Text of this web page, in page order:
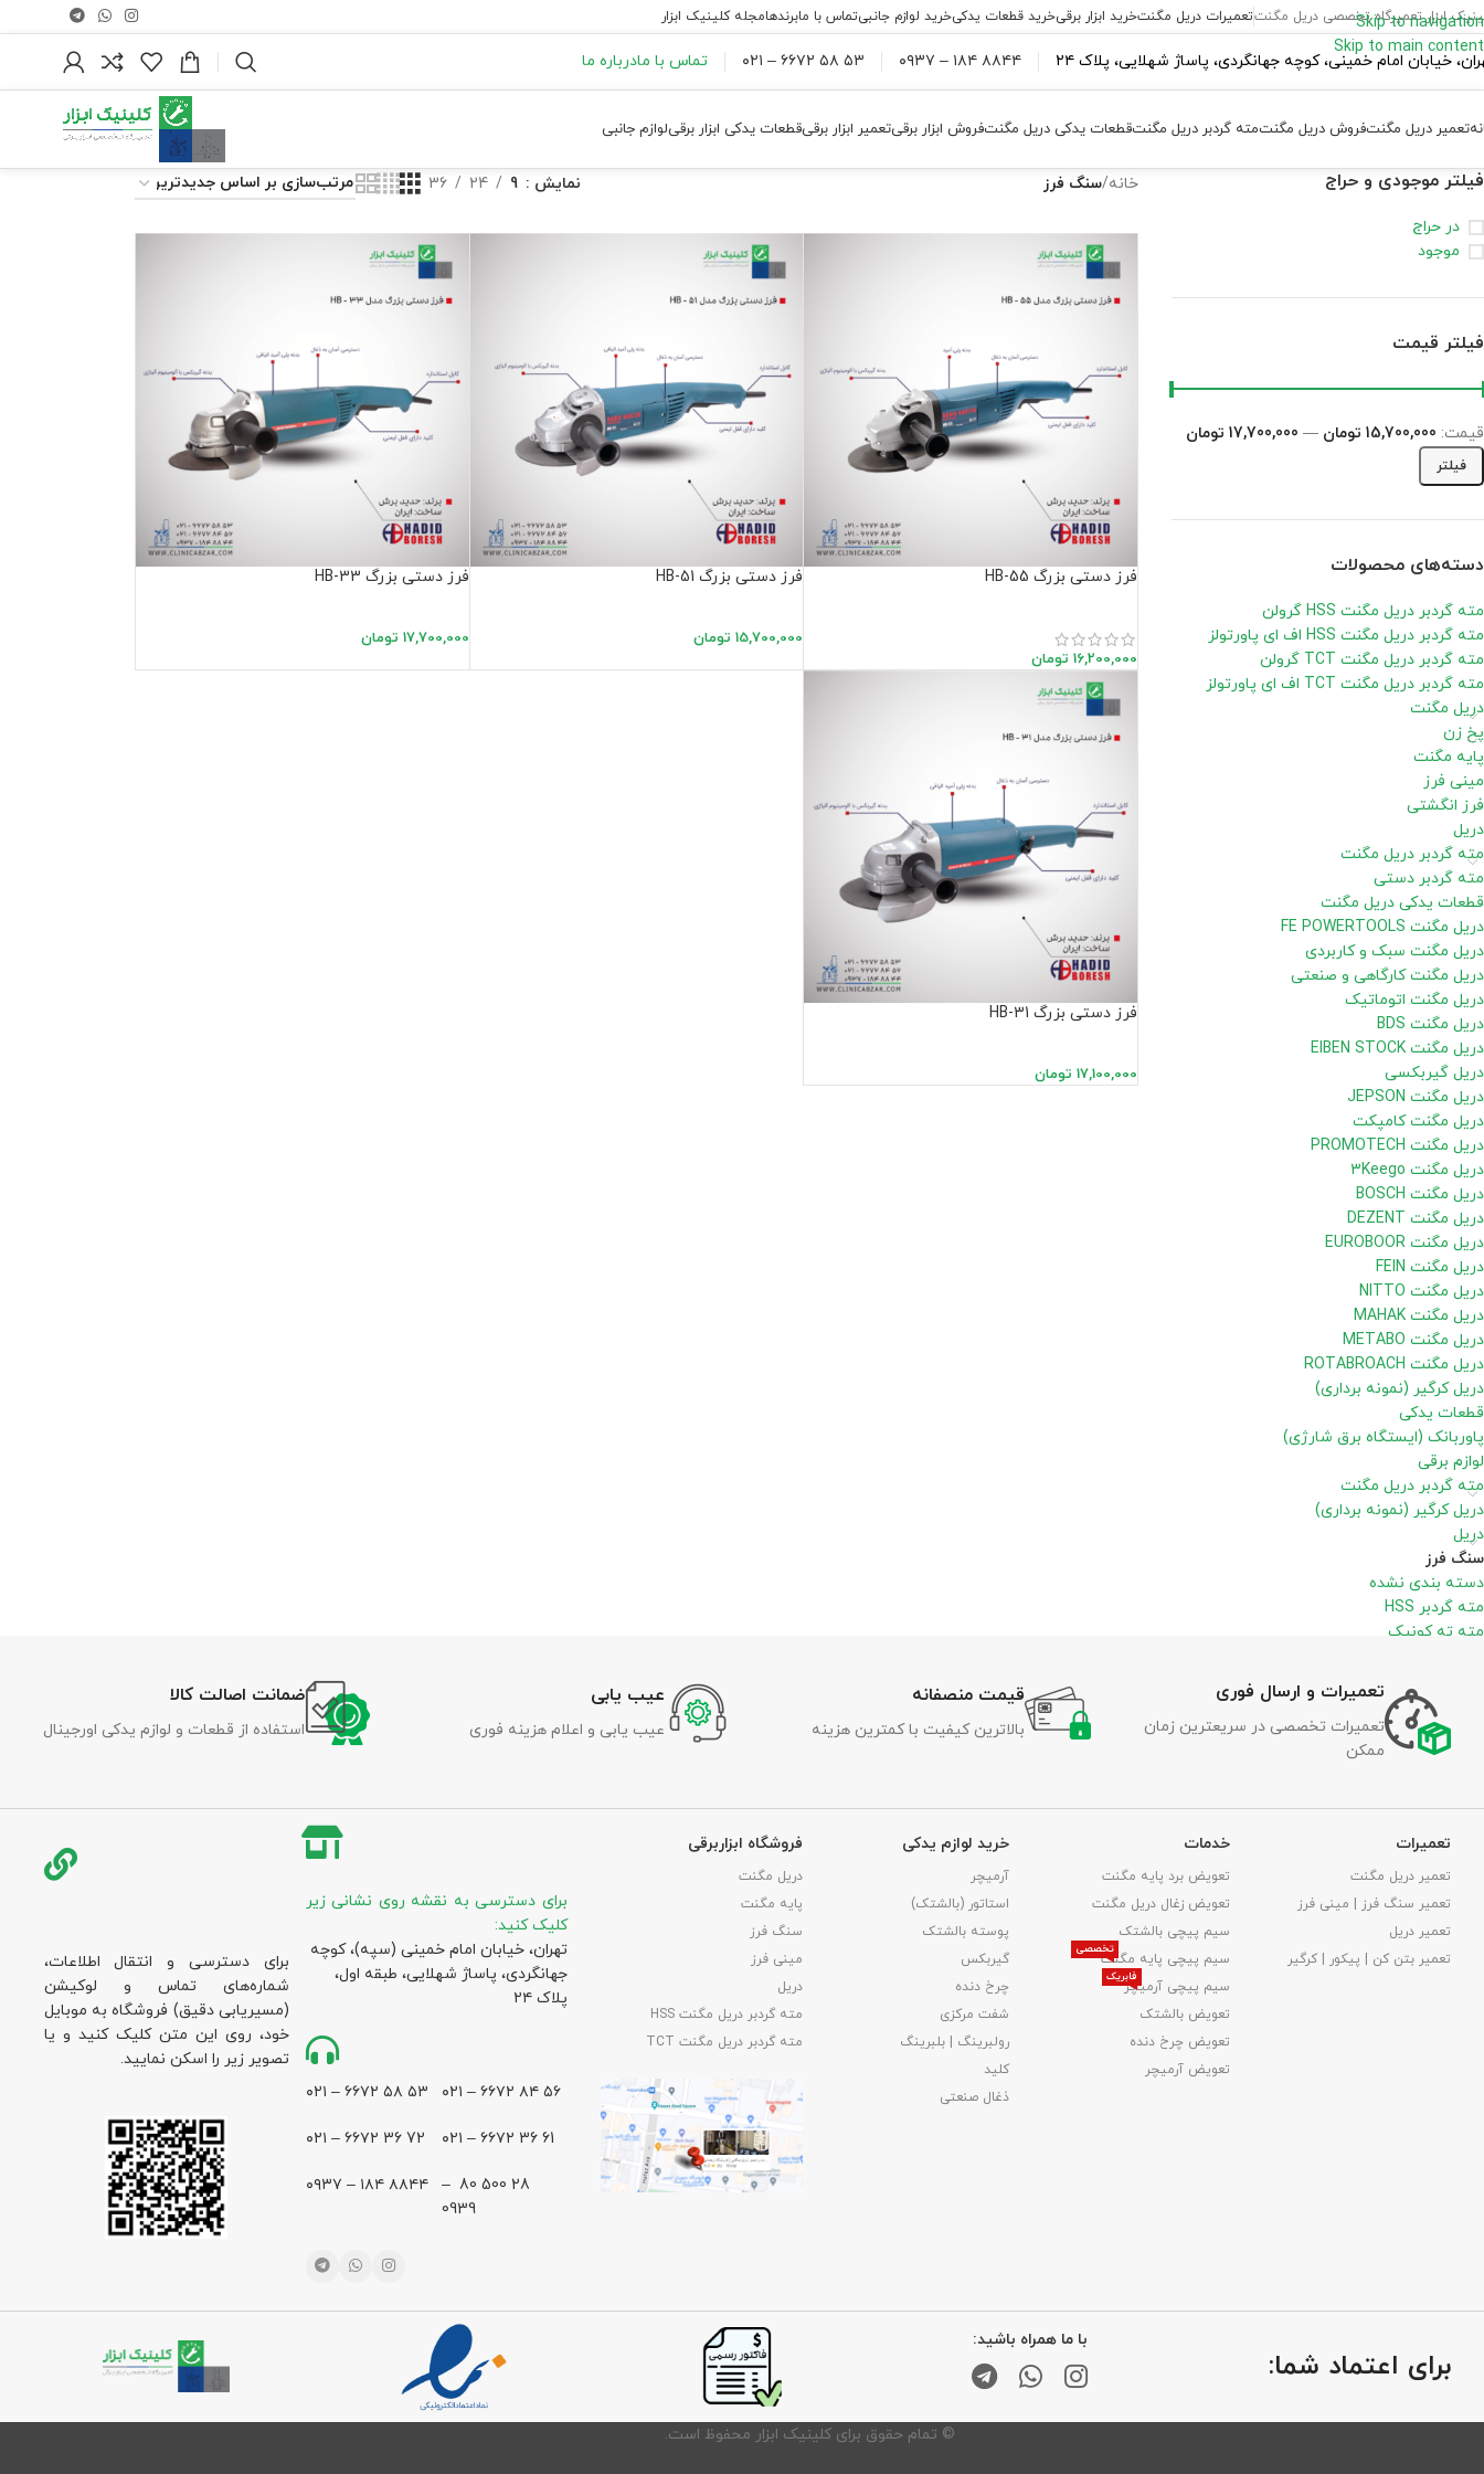
Skip to navigation
Skip to main content
ابزار تعمیرگاه تخصصی دریل مگنتتعمیرات دریل مگنتخرید ابزار برقیخرید قطعات یدکیخرید لوازم جانبیتماس با مابرندهامجله کلینیک ابزار
خیابان امام خمینی، کوچه جهانگردی، پاساژ شهلایی، پلاک ۲۴ ۸۸۴۴ ۱۸۴ – ۰۹۳۷ ۵۳ ۵۸ ۶۶۷۲ – ۰۲۱ تماس با مادرباره ما
تعمیر دریل مگنتفروش دریل مگنتمته گردبر دریل مگنتقطعات یدکی دریل مگنتفروش ابزار برقیتعمیر ابزار برقیقطعات یدکی ابزار برقیلوازم جانبی
فیلتر موجودی و حراج
در حراج
موجود
فیلتر قیمت
فیلتر
قیمت: 15,700,000 تومان — 17,700,000 تومان
دسته‌های محصولات
مته گردبر دریل مگنت HSS گرولن
مته گردبر دریل مگنت HSS اف ای پاورتولز
مته گردبر دریل مگنت TCT گرولن
مته گردبر دریل مگنت TCT اف ای پاورتولز
دریل مگنت
پخ زن
پایه مگنت
مینی فرز
فرز انگشتی
دریل
مته گردبر دریل مگنت
مته گردبر دستی
قطعات یدکی دریل مگنت
دریل مگنت FE POWERTOOLS
دریل مگنت سبک و کاربردی
دریل مگنت کارگاهی و صنعتی
دریل مگنت اتوماتیک
دریل مگنت BDS
دریل مگنت EIBEN STOCK
دریل گیربکسی
دریل مگنت JEPSON
دریل مگنت کامپکت
دریل مگنت PROMOTECH
دریل مگنت 3Keego
دریل مگنت BOSCH
دریل مگنت DEZENT
دریل مگنت EUROBOOR
دریل مگنت FEIN
دریل مگنت NITTO
دریل مگنت MAHAK
دریل مگنت METABO
دریل مگنت ROTABROACH
دریل کرگیر (نمونه برداری)
قطعات یدکی
پاوربانک (ایستگاه برق شارژی)
لوازم برقی
مته گردبر دریل مگنت
دریل کرگیر (نمونه برداری)
دریل
سنگ فرز
دسته بندی نشده
مته گردبر HSS
مته ته کونیک
خانه/سنگ فرز نمایش 9
24
36
فرز دستی بزرگ HB-55
16,200,000 تومان
فرز دستی بزرگ HB-51
15,700,000 تومان
فرز دستی بزرگ HB-33
17,700,000 تومان
فرز دستی بزرگ HB-31
17,100,000 تومان
تعمیرات و ارسال فوری
تعمیرات تخصصی در سریعترین زمان
ممکن
قیمت منصفانه
بالاترین کیفیت با کمترین هزینه
عیب یابی
عیب یابی و اعلام هزینه فوری
ضمانت اصالت کالا
استفاده از قطعات و لوازم یدکی اورجینال
تعمیرات
تعمیر دریل مگنت
تعمیر سنگ فرز | مینی فرز
تعمیر دریل
تعمیر بتن کن | پیکور | کرگیر
خدمات
تعویض برد پایه مگنت
تعویض زغال دریل مگنت
سیم پیچی بالشتک
سیم پیچی پایه مگنت
تخصصی
سیم پیچی آرمیچر
فابریک
تعویض بالشتک​
تعویض چرخ دنده
تعویض آرمیچر
خرید لوازم یدکی
آرمیچر
استاتور (بالشتک)
پوسته بالشتک
گیربکس
چرخ دنده
شفت مرکزی
رولبرینگ | بلبرینگ
کلید
ذغال صنعتی
فروشگاه ابزاربرقی
دریل مگنت
پایه مگنت
سنگ فرز
مینی فرز
دریل
مته گردبر دریل مگنت HSS
مته گردبر دریل مگنت TCT
برای دسترسی به نقشه روی نشانی زیر
کلیک کنید:
تهران، خیابان امام خمینی (سپه)، کوچه
جهانگردی،‌ پاساژ شهلایی، طبقه اول،
پلاک ۲۴
۵۶ ۸۴ ۶۶۷۲ – ۰۲۱
61 36 ۶۶۷۲ – ۰۲۱
28 500 80 –
0939
۵۳ ۵۸ ۶۶۷۲ – ۰۲۱
72 36 ۶۶۷۲ – ۰۲۱
۸۸۴۴ ۱۸۴ – ۰۹۳۷
برای دسترسی و انتقال اطلاعات،
شماره‌های تماس و لوکیشن
(مسیریابی دقیق) فروشگاه به موبایل
خود، روی این متن کلیک کنید و یا
تصویر زیر را اسکن نمایید.
برای اعتماد شما:
با ما همراه باشید:
©️ تمام حقوق برای کلینیک ابزار محفوظ است.